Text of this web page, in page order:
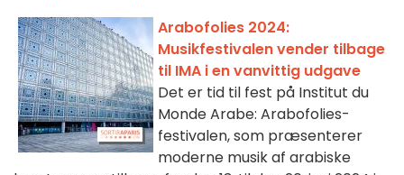
Arabofolies 2024:
Musikfestivalen vender tilbage
til IMA i en vanvittig udgave
Det er tid til fest på Institut du
Monde Arabe: Arabofolies-
festivalen, som præsenterer
moderne musik af arabiske